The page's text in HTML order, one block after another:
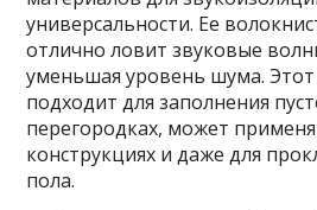
универсальности. Ее
отлично ловит звуковые
уменьшая уровень шума.
подходит для заполнения
перегородках, может
конструкциях и даже для
пола.